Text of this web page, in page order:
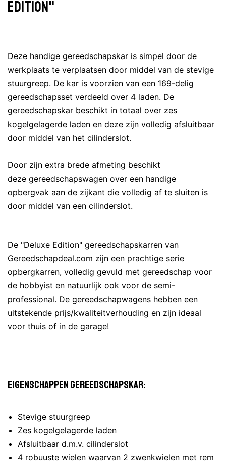
Edition"
Deze handige gereedschapskar is simpel door de
werkplaats te verplaatsen door middel van de stevige
stuurgreep. De kar is voorzien van een 169-delig
gereedschapsset verdeeld over 4 laden. De
gereedschapskar beschikt in totaal over zes
kogelgelagerde laden en deze zijn volledig afsluitbaar
door middel van het cilinderslot.
Door zijn extra brede afmeting beschikt
deze gereedschapswagen over een handige
opbergvak aan de zijkant die volledig af te sluiten is
door middel van een cilinderslot.
De "Deluxe Edition" gereedschapskarren van
Gereedschapdeal.com zijn een prachtige serie
opbergkarren, volledig gevuld met gereedschap voor
de hobbyist en natuurlijk ook voor de semi-
professional. De gereedschapwagens hebben een
uitstekende prijs/kwaliteitverhouding en zijn ideaal
voor thuis of in de garage!
Eigenschappen gereedschapskar:
Stevige stuurgreep
Zes kogelgelagerde laden
Afsluitbaar d.m.v. cilinderslot
4 robuuste wielen waarvan 2 zwenkwielen met rem